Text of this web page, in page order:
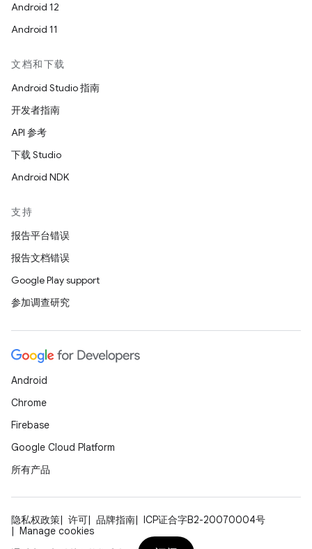
Android 12
Android 11
文档和下载
Android Studio 指南
开发者指南
API 参考
下载 Studio
Android NDK
支持
报告平台错误
报告文档错误
Google Play support
参加调查研究
Android
Chrome
Firebase
Google Cloud Platform
所有产品
隐私权政策 许可 品牌指南
ICP证合字B2-20070004号
Manage cookies